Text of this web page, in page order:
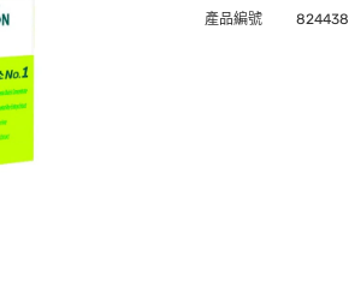
產品編號 824438